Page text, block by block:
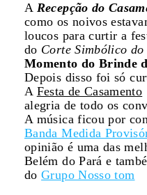
A Recepção do
como os noivos
loucos para curtir a
do Corte Simbólico
Momento do Brinde
Depois disso foi só
A Festa de Casamento
alegria de todo os
A música ficou por
Banda Medida
opinião é uma das
Belém do Pará e
doGrupo Nosso tom